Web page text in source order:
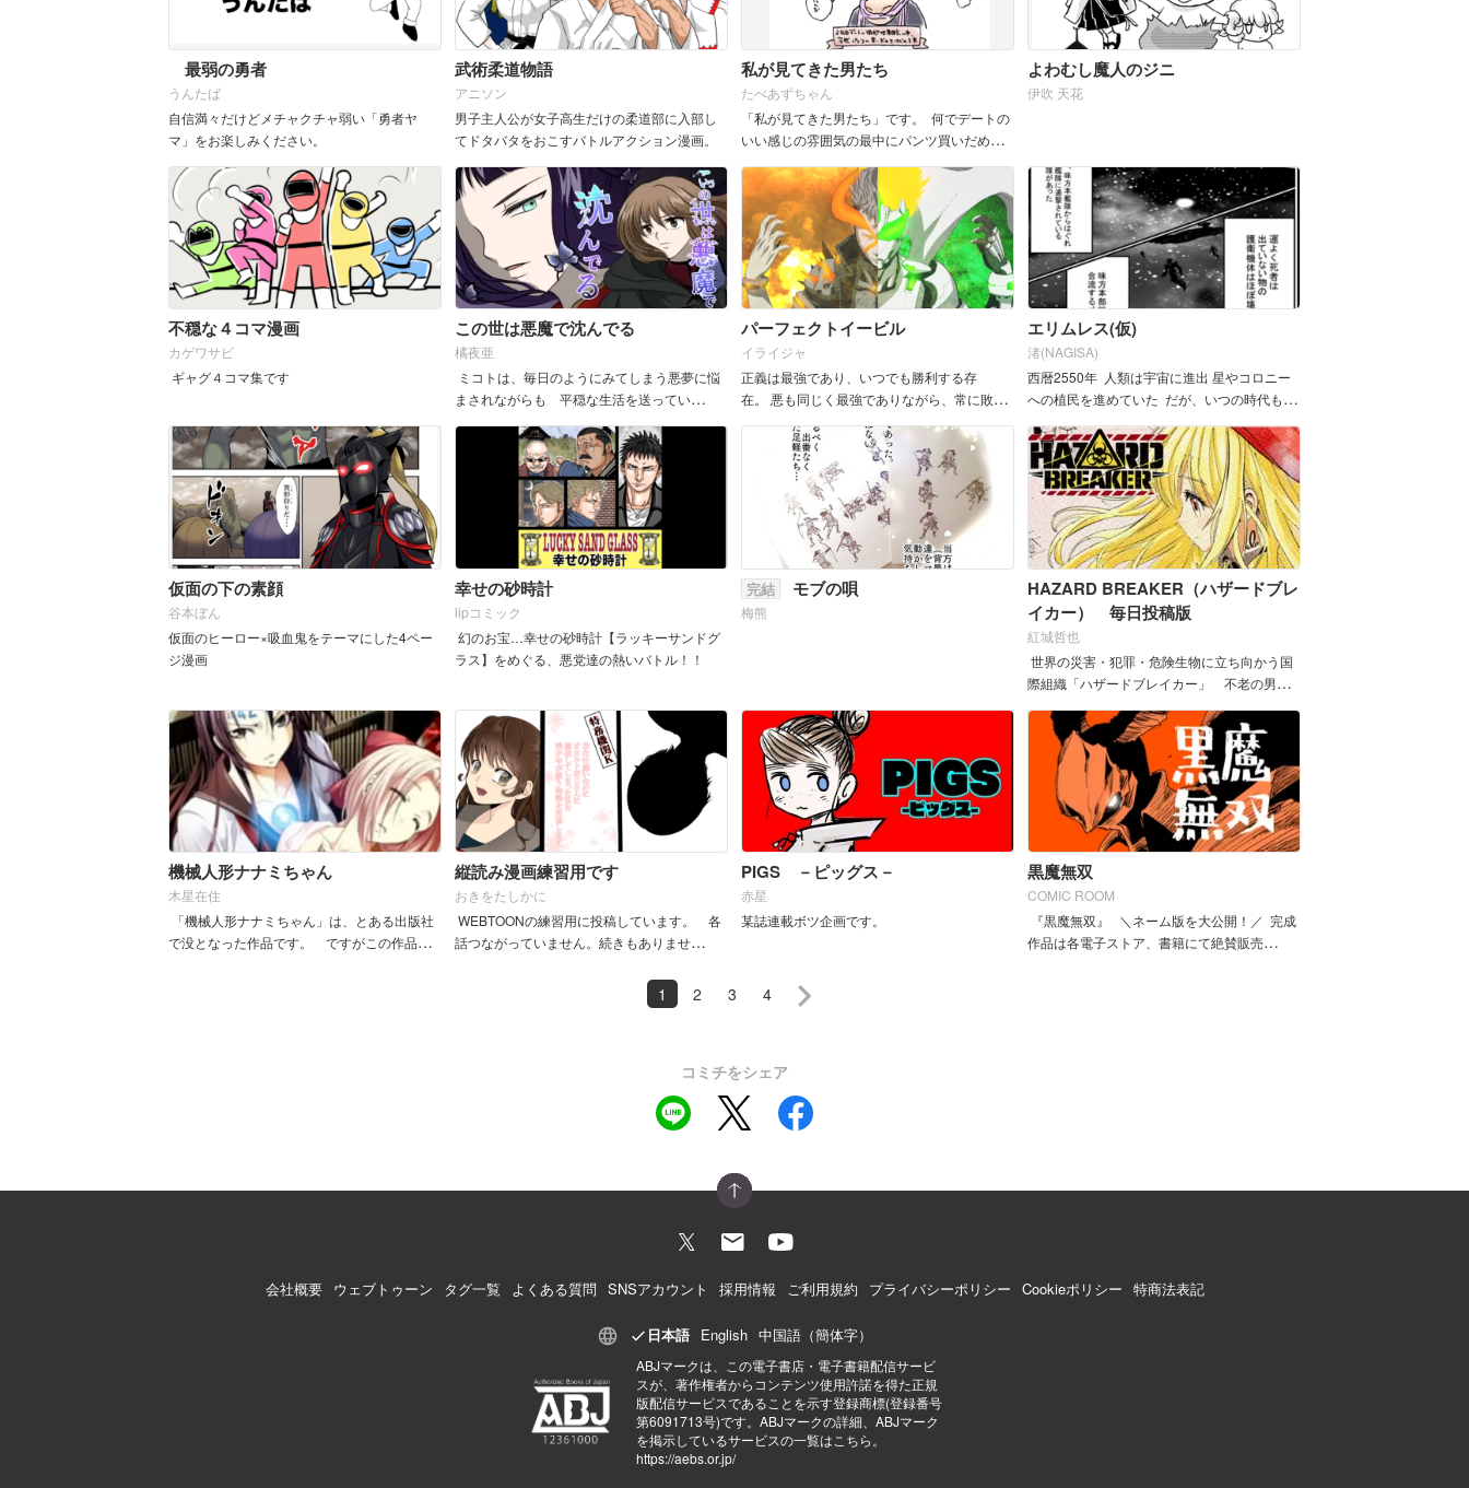
最弱の勇者
うんたば
自信満々だけどメチャクチャ弱い「勇者ヤ
マ」をお楽しみください。
武術柔道物語
アニソン
男子主人公が女子高生だけの柔道部に入部し
てドタバタをおこすバトルアクション漫画。
私が見てきた男たち
たべあずちゃん
「私が見てきた男たち」です。 何でデートの
いい感じの雰囲気の最中にパンツ買いだめす
の？？ たいてい、実話...
よわむし魔人のジニ
伊吹 天花
不穏な４コマ漫画
カゲワサビ
ギャグ４コマ集です
この世は悪魔で沈んでる
橘夜亜
ミコトは、毎日のようにみてしまう悪夢に悩
まされながらも 平穏な生活を送ってい
パーフェクトイービル
イライジャ
正義は最強であり、いつでも勝利する存
在。 悪も同じく最強でありながら、常に敗北
義は、常に最初から強い。 最初は弱くて...
エリムレス(仮)
渚(NAGISA)
西暦2550年 人類は宇宙に進出 星やコロニー
への植民を進めていた だが、いつの時代も 争
仮面の下の素顔
谷本ぼん
仮面のヒーロー×吸血鬼をテーマにした4ペー
ジ漫画
幸せの砂時計
lipコミック
幻のお宝…幸せの砂時計【ラッキーサンドグ
ラス】をめぐる、悪党達の熱いバトル！！
完結 モブの唄
梅熊
HAZARD BREAKER（ハザードブレ
イカー） 毎日投稿版
紅城哲也
世界の災害・犯罪・危険生物に立ち向かう国
際組織「ハザードブレイカー」 不老の男リ
すため、ブレイカーとし...
機械人形ナナミちゃん
木星在住
「機械人形ナナミちゃん」は、とある出版社
で没となった作品です。 ですがこの作品の
縦読み漫画練習用です
おきをたしかに
WEBTOONの練習用に投稿しています。 各
話つながっていません。続きもありませ
PIGS －ピッグス－
赤星
某誌連載ボツ企画です。
黒魔無双
COMIC ROOM
『黒魔無双』 ＼ネーム版を大公開！／ 完成
作品は各電子ストア、書籍にて絶賛販売
1 2 3 4
コミチをシェア
会社概要 ウェブトゥーン タグ一覧 よくある質問 SNSアカウント 採用情報 ご利用規約 プライバシーポリシー Cookieポリシー 特商法表記
日本語 English 中国語（簡体字）
ABJマークは、この電子書店・電子書籍配信サービ
スが、著作権者からコンテンツ使用許諾を得た正規
版配信サービスであることを示す登録商標(登録番号
第6091713号)です。ABJマークの詳細、ABJマーク
を掲示しているサービスの一覧はこちら。
https://aebs.or.jp/